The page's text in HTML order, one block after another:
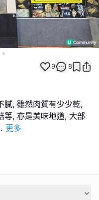
9 8
膩, 雖然肉質有少少乾,
等, 亦是美味地道, 大部
更多